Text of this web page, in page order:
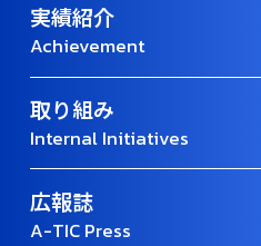
実績紹介
Achievement
取り組み
Internal Initiatives
広報誌
A-TIC Press